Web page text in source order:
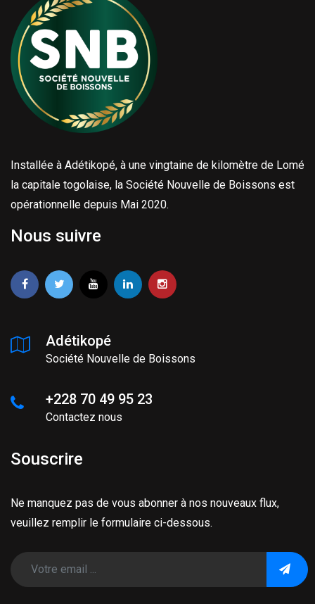
Installée à Adétikopé, à une vingtaine de kilomètre de Lomé
la capitale togolaise, la Société Nouvelle de Boissons est
opérationnelle depuis Mai 2020.
Nous suivre
Adétikopé
Société Nouvelle de Boissons
+228 70 49 95 23
Contactez nous
Souscrire
Ne manquez pas de vous abonner à nos nouveaux flux,
veuillez remplir le formulaire ci-dessous.